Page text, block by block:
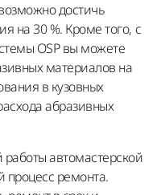
достичь
на 30 %. Кроме того, с
OSP вы можете
материалов на
в кузовных
абразивных
автомастерской
процесс ремонта.